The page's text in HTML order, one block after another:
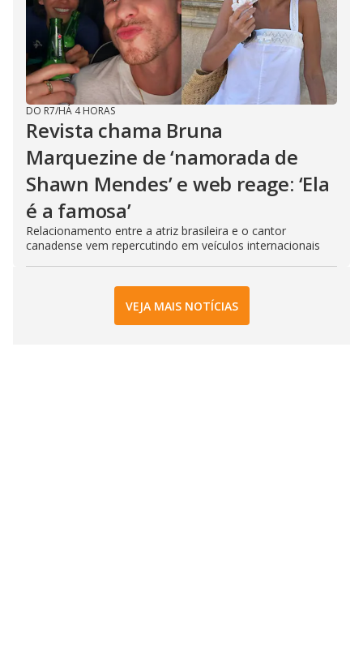
DO R7/HÁ 4 HORAS
Revista chama Bruna
Marquezine de ‘namorada de
Shawn Mendes’ e web reage: ‘Ela
é a famosa’
Relacionamento entre a atriz brasileira e o cantor
canadense vem repercutindo em veículos internacionais
VEJA MAIS NOTÍCIAS